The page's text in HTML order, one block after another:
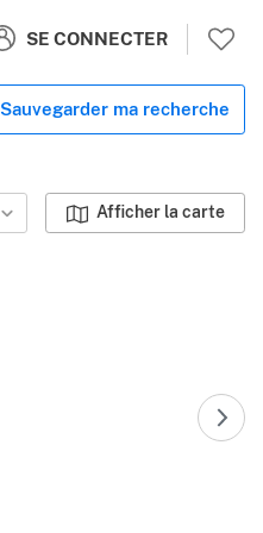
SE CONNECTER
Sauvegarder ma recherche
Afficher la carte